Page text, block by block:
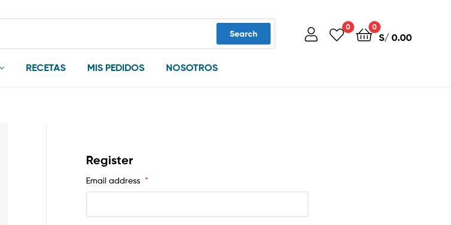
Search
0 0
S/0.00
RECETAS MIS PEDIDOS NOSOTROS
Register
Email address *